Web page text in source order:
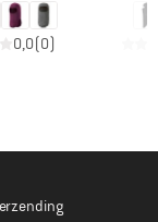
0,0(0)